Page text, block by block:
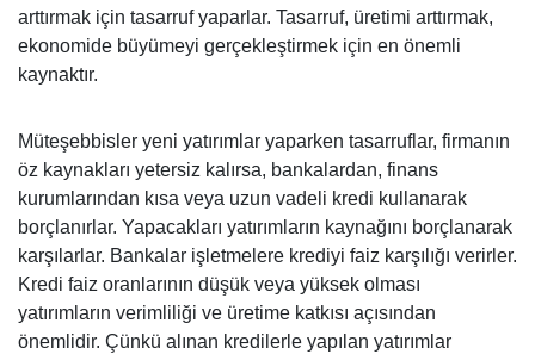
arttırmak için tasarruf yaparlar. Tasarruf, üretimi arttırmak,
ekonomide büyümeyi gerçekleştirmek için en önemli
kaynaktır.
Müteşebbisler yeni yatırımlar yaparken tasarruflar, firmanın
öz kaynakları yetersiz kalırsa, bankalardan, finans
kurumlarından kısa veya uzun vadeli kredi kullanarak
borçlanırlar. Yapacakları yatırımların kaynağını borçlanarak
karşılarlar. Bankalar işletmelere krediyi faiz karşılığı verirler.
Kredi faiz oranlarının düşük veya yüksek olması
yatırımların verimliliği ve üretime katkısı açısından
önemlidir. Çünkü alınan kredilerle yapılan yatırımlar